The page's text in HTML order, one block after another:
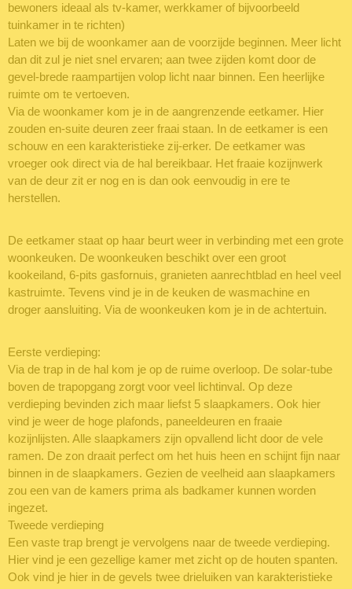
bewoners ideaal als tv-kamer, werkkamer of bijvoorbeeld
tuinkamer in te richten)
Laten we bij de woonkamer aan de voorzijde beginnen. Meer licht
dan dit zul je niet snel ervaren; aan twee zijden komt door de
gevel-brede raampartijen volop licht naar binnen. Een heerlijke
ruimte om te vertoeven.
Via de woonkamer kom je in de aangrenzende eetkamer. Hier
zouden en-suite deuren zeer fraai staan. In de eetkamer is een
schouw en een karakteristieke zij-erker. De eetkamer was
vroeger ook direct via de hal bereikbaar. Het fraaie kozijnwerk
van de deur zit er nog en is dan ook eenvoudig in ere te
herstellen.
De eetkamer staat op haar beurt weer in verbinding met een grote
woonkeuken. De woonkeuken beschikt over een groot
kookeiland, 6-pits gasfornuis, granieten aanrechtblad en heel veel
kastruimte. Tevens vind je in de keuken de wasmachine en
droger aansluiting. Via de woonkeuken kom je in de achtertuin.
Eerste verdieping:
Via de trap in de hal kom je op de ruime overloop. De solar-tube
boven de trapopgang zorgt voor veel lichtinval. Op deze
verdieping bevinden zich maar liefst 5 slaapkamers. Ook hier
vind je weer de hoge plafonds, paneeldeuren en fraaie
kozijnlijsten. Alle slaapkamers zijn opvallend licht door de vele
ramen. De zon draait perfect om het huis heen en schijnt fijn naar
binnen in de slaapkamers. Gezien de veelheid aan slaapkamers
zou een van de kamers prima als badkamer kunnen worden
ingezet.
Tweede verdieping
Een vaste trap brengt je vervolgens naar de tweede verdieping.
Hier vind je een gezellige kamer met zicht op de houten spanten.
Ook vind je hier in de gevels twee drieluiken van karakteristieke